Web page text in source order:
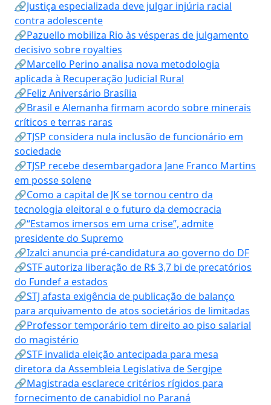
🔗Justiça especializada deve julgar injúria racial
contra adolescente
🔗Pazuello mobiliza Rio às vésperas de julgamento
decisivo sobre royalties
🔗Marcello Perino analisa nova metodologia
aplicada à Recuperação Judicial Rural
🔗Feliz Aniversário Brasília
🔗Brasil e Alemanha firmam acordo sobre minerais
críticos e terras raras
🔗TJSP considera nula inclusão de funcionário em
sociedade
🔗TJSP recebe desembargadora Jane Franco Martins
em posse solene
🔗Como a capital de JK se tornou centro da
tecnologia eleitoral e o futuro da democracia
🔗“Estamos imersos em uma crise”, admite
presidente do Supremo
🔗Izalci anuncia pré-candidatura ao governo do DF
🔗STF autoriza liberação de R$ 3,7 bi de precatórios
do Fundef a estados
🔗STJ afasta exigência de publicação de balanço
para arquivamento de atos societários de limitadas
🔗Professor temporário tem direito ao piso salarial
do magistério
🔗STF invalida eleição antecipada para mesa
diretora da Assembleia Legislativa de Sergipe
🔗Magistrada esclarece critérios rígidos para
fornecimento de canabidiol no Paraná